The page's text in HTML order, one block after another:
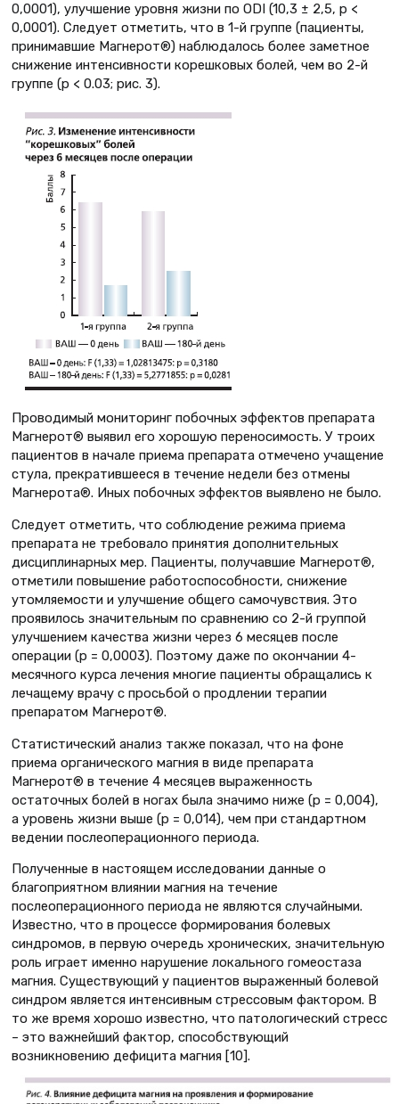
0,0001), улучшение уровня жизни по ODI (10,3 ± 2,5, p <
0,0001). Следует отметить, что в 1-й группе (пациенты,
принимавшие Магнерот®) наблюдалось более заметное
снижение интенсивности корешковых болей, чем во 2-й
группе (р < 0.03; рис. 3).
Проводимый мониторинг побочных эффектов препарата
Магнерот® выявил его хорошую переносимость. У троих
пациентов в начале приема препарата отмечено учащение
стула, прекратившееся в течение недели без отмены
Магнерота®. Иных побочных эффектов выявлено не было.
Следует отметить, что соблюдение режима приема
препарата не требовало принятия дополнительных
дисциплинарных мер. Пациенты, получавшие Магнерот®,
отметили повышение работоспособности, снижение
утомляемости и улучшение общего самочувствия. Это
проявилось значительным по сравнению со 2-й группой
улучшением качества жизни через 6 месяцев после
операции (р = 0,0003). Поэтому даже по окончании 4-
месячного курса лечения многие пациенты обращались к
лечащему врачу с просьбой о продлении терапии
препаратом Магнерот®.
Статистический анализ также показал, что на фоне
приема органического магния в виде препарата
Магнерот® в течение 4 месяцев выраженность
остаточных болей в ногах была значимо ниже (p = 0,004),
а уровень жизни выше (p = 0,014), чем при стандартном
ведении послеоперационного периода.
Полученные в настоящем исследовании данные о
благоприятном влиянии магния на течение
послеоперационного периода не являются случайными.
Известно, что в процессе формирования болевых
синдромов, в первую очередь хронических, значительную
роль играет именно нарушение локального гомеостаза
магния. Существующий у пациентов выраженный болевой
синдром является интенсивным стрессовым фактором. В
то же время хорошо известно, что патологический стресс
– это важнейший фактор, способствующий
возникновению дефицита магния [10].